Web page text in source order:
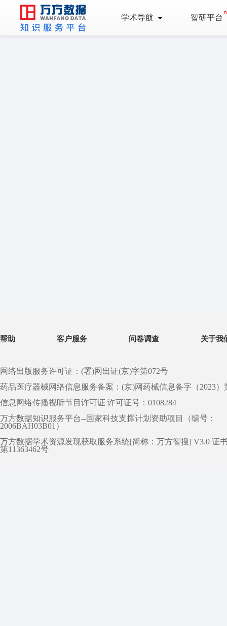
学术导航 智研平台
帮助 客户服务 问卷调查 关于我
网络出版服务许可证：(署)网出证(京)字第072号
药品医疗器械网络信息服务备案：(京)网药械信息备字（2023）
信息网络传播视听节目许可证 许可证号：0108284
万方数据知识服务平台--国家科技支撑计划资助项目（编号：
2006BAH03B01）
万方数据学术资源发现获取服务系统[简称：万方智搜] V3.0 证
第11363462号